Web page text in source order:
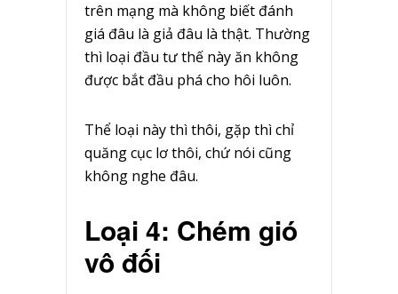
trên mạng mà không biết đánh
giá đâu là giả đâu là thật. Thường
thì loại đầu tư thế này ăn không
được bắt đầu phá cho hôi luôn.
Thể loại này thì thôi, gặp thì chỉ
quăng cục lơ thôi, chứ nói cũng
không nghe đâu.
Loại 4: Chém gió
vô đối